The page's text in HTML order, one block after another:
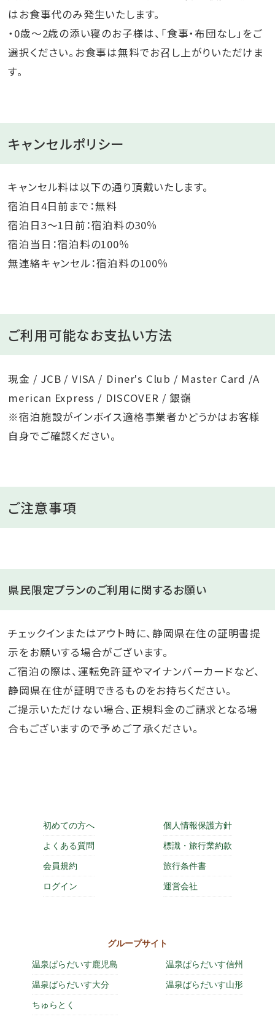
はお食事代のみ発生いたします。
・0歳～2歳の添い寝のお子様は、「食事・布団なし」をご
選択ください。お食事は無料でお召し上がりいただけま
す。
キャンセルポリシー
キャンセル料は以下の通り頂戴いたします。
宿泊日4日前まで：無料
宿泊日3～1日前：宿泊料の30％
宿泊当日：宿泊料の100％
無連絡キャンセル：宿泊料の100％
ご利用可能なお支払い方法
現金 / JCB / VISA / Diner's Club / Master Card /A
merican Express / DISCOVER / 銀嶺
※宿泊施設がインボイス適格事業者かどうかはお客様
自身でご確認ください。
ご注意事項
県民限定プランのご利用に関するお願い
チェックインまたはアウト時に、静岡県在住の証明書提
示をお願いする場合がございます。
ご宿泊の際は、運転免許証やマイナンバーカードなど、
静岡県在住が証明できるものをお持ちください。
ご提示いただけない場合、正規料金のご請求となる場
合もございますので予めご了承ください。
初めての方へ
よくある質問
会員規約
ログイン
個人情報保護方針
標識・旅行業約款
旅行条件書
運営会社
グループサイト
温泉ぱらだいす鹿児島
温泉ぱらだいす大分
ちゅらとく
温泉ぱらだいす信州
温泉ぱらだいす山形